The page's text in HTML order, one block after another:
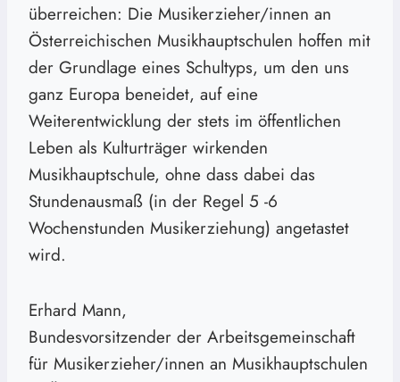
überreichen: Die Musikerzieher/innen an
Österreichischen Musikhauptschulen hoffen mit
der Grundlage eines Schultyps, um den uns
ganz Europa beneidet, auf eine
Weiterentwicklung der stets im öffentlichen
Leben als Kulturträger wirkenden
Musikhauptschule, ohne dass dabei das
Stundenausmaß (in der Regel 5 -6
Wochenstunden Musikerziehung) angetastet
wird.
Erhard Mann,
Bundesvorsitzender der Arbeitsgemeinschaft
für Musikerzieher/innen an Musikhauptschulen